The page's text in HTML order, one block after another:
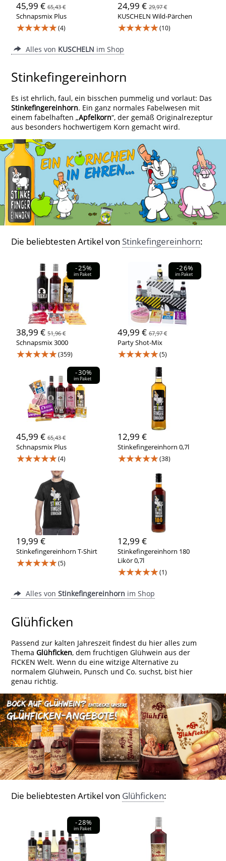
45,99 €65,43 €
Schnapsmix Plus
★★★★★(4)
24,99 € 29,97 €
KUSCHELN Wild-Pärchen
★★★★★(10)
Alles von KUSCHELN im Shop
Stinkefingereinhorn
Es ist ehrlich, faul, ein bisschen pummelig und vorlaut: Das
Stinkefingereinhorn. Ein ganz normales Fabelwesen mit
einem fabelhaften „Apfelkorn“, der gemäß Originalrezeptur
aus besonders hochwertigem Korn gemacht wird.
Die beliebtesten Artikel von Stinkefingereinhorn:
-25%
im Paket
38,99 €51,96 €
Schnapsmix 3000
★★★★★(359)
-26%
im Paket
49,99 € 67,97 €
Party Shot-Mix
★★★★★(5)
-30%
im Paket
45,99 €65,43 €
Schnapsmix Plus
★★★★★(4)
12,99 €
Stinkefingereinhorn 0,7l
★★★★★(38)
19,99 €
Stinkefingereinhorn T-Shirt
★★★★★(5)
12,99 €
Stinkefingereinhorn 180
Likör 0,7l
★★★★★(1)
Alles vonStinkefingereinhorn im Shop
Glühficken
Passend zur kalten Jahreszeit findest du hier alles zum
ThemaGlühficken, dem fruchtigen Glühwein aus der
FICKEN Welt. Wenn du eine witzige Alternative zu
normalem Glühwein, Punsch und Co. suchst, bist hier
genau richtig.
Die beliebtesten Artikel von Glühficken:
-28%
im Paket